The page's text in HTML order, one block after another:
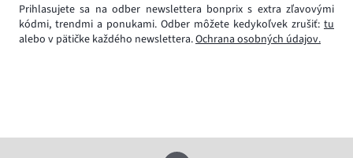
Prihlasujete sa na odber newslettera bonprix s extra zľavovými
kódmi, trendmi a ponukami. Odber môžete kedykoľvek zrušiť: tu
alebo v pätičke každého newslettera.Ochrana osobných údajov.